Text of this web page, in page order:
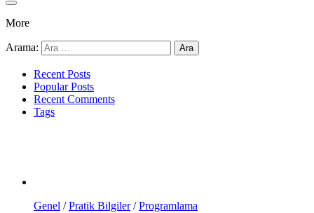
More
Arama:
Recent Posts
Popular Posts
Recent Comments
Tags
Genel /Pratik Bilgiler/Programlama